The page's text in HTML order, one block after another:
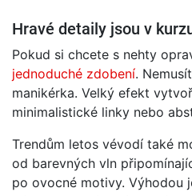
Hravé detaily jsou v
Pokud si chcete s nehty
jednoduché zdobení.
manikérka. Velký efekt
minimalistické linky nebo
Trendům letos vévodí také
od barevných vln
po ovocné motivy. Výhodou